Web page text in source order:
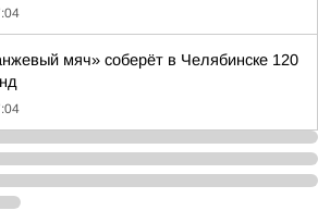
мяч» соберёт в Челябинске 120